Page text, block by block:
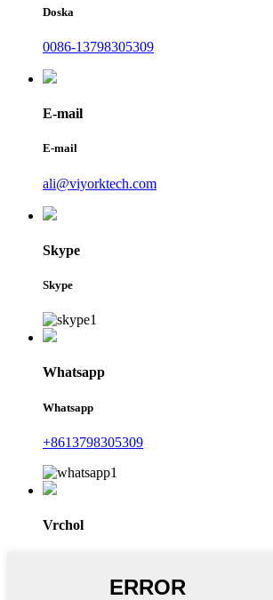
Doska
0086-13798305309
E-mail
E-mail
ali@viyorktech.com
Skype
Skype
Whatsapp
Whatsapp
+8613798305309
Vrchol